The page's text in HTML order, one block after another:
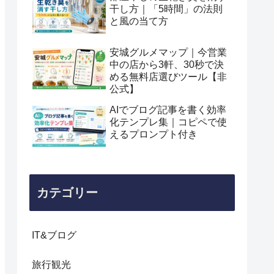
干し方｜「5時間」の法則
と風の当て方
安城グルメマップ｜今営業
中の店から3軒、30秒で決
める無料店選びツール【非
公式】
AIでブログ記事を書く効率
化テンプレ集｜コピペで使
えるプロンプト付き
カテゴリー
IT&ブログ
旅行観光